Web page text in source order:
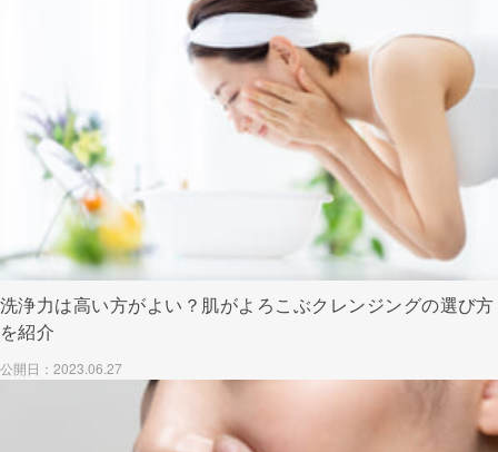
洗浄力は高い方がよい？肌がよろこぶクレンジングの選び方
を紹介
公開日：2023.06.27